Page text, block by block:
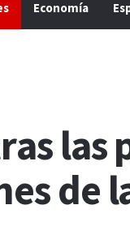
Economía
las
de